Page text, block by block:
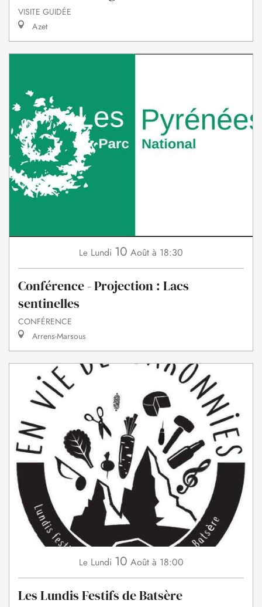
VISITE GUIDÉE
Azet
Le Lundi 10 Août à 18:30
Conférence - Projection : Lacs
sentinelles
CONFÉRENCE
Arrens-Marsous
Le Lundi 10 Août à 18:00
Les Lundis Festifs de Batsère